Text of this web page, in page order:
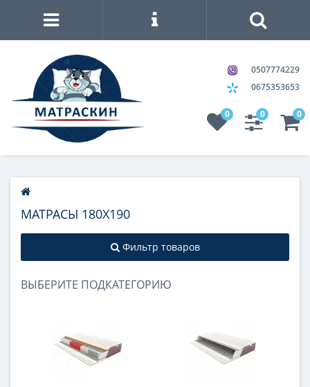
0507774229
0675353653
0 0 0
МАТРАСЫ 180Х190
Фильтр товаров
ВЫБЕРИТЕ ПОДКАТЕГОРИЮ